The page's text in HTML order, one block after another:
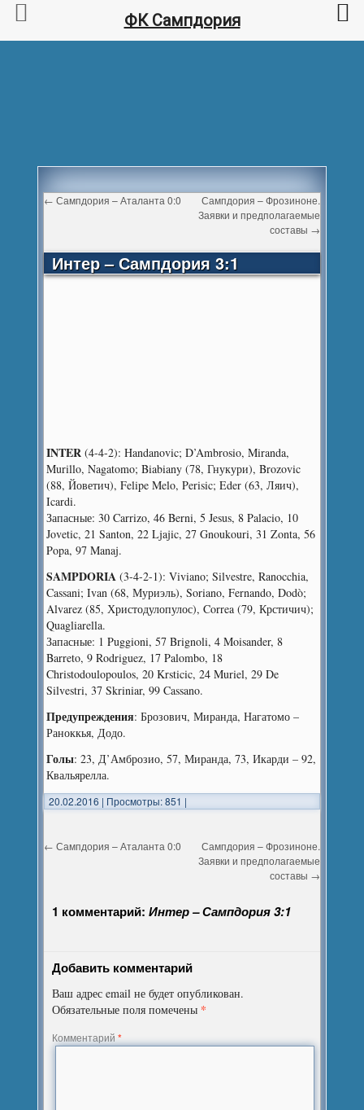
← Сампдория – Аталанта 0:0
Сампдория – Фрозиноне.
Заявки и предполагаемые
составы →
Интер – Сампдория 3:1
INTER (4-4-2): Handanovic; D’Ambrosio, Miranda,
Murillo, Nagatomo; Biabiany (78, Гнукури), Brozovic
(88, Йоветич), Felipe Melo, Perisic; Eder (63, Ляич),
Icardi.
Запасные: 30 Carrizo, 46 Berni, 5 Jesus, 8 Palacio, 10
Jovetic, 21 Santon, 22 Ljajic, 27 Gnoukouri, 31 Zonta, 56
Popa, 97 Manaj.
SAMPDORIA (3-4-2-1): Viviano; Silvestre, Ranocchia,
Cassani; Ivan (68, Муриэль), Soriano, Fernando, Dodò;
Alvarez (85, Христодулопулос), Correa (79, Крстичич);
Quagliarella.
Запасные: 1 Puggioni, 57 Brignoli, 4 Moisander, 8
Barreto, 9 Rodriguez, 17 Palombo, 18
Christodoulopoulos, 20 Krsticic, 24 Muriel, 29 De
Silvestri, 37 Skriniar, 99 Cassano.
Предупреждения: Брозович, Миранда, Нагатомо –
Раноккья, Додо.
Голы: 23, Д’Амброзио, 57, Миранда, 73, Икарди – 92,
Квальярелла.
20.02.2016 | Просмотры: 851 |
← Сампдория – Аталанта 0:0
Сампдория – Фрозиноне.
Заявки и предполагаемые
составы →
1 комментарий:Интер – Сампдория 3:1
Добавить комментарий
Ваш адрес email не будет опубликован.
Обязательные поля помечены *
Комментарий*
ФК Сампдория